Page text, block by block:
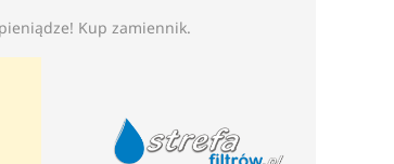
Kup zamiennik.